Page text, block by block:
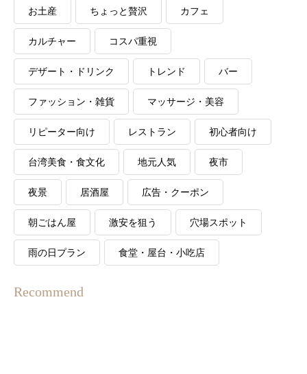
お土産 ちょっと贅沢 カフェ
カルチャー コスパ重視
デザート・ドリンク トレンド バー
ファッション・雑貨 マッサージ・美容
リピーター向け レストラン 初心者向け
台湾美食・食文化 地元人気 夜市
夜景 居酒屋 広告・クーポン
朝ごはん屋 激安を狙う 穴場スポット
雨の日プラン 食堂・屋台・小吃店
Recommend